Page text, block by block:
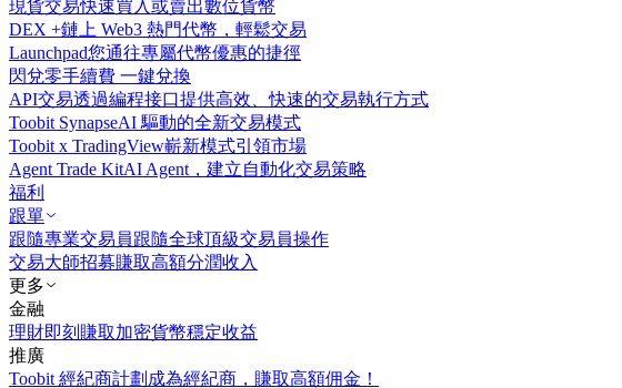
現貨交易快速買入或賣出數位貨幣
DEX +鏈上 Web3 熱門代幣，輕鬆交易
Launchpad您通往專屬代幣優惠的捷徑
閃兌零手續費 一鍵兌換
API交易透過編程接口提供高效、快速的交易執行方式
Toobit SynapseAI 驅動的全新交易模式
Toobit x TradingView嶄新模式引領市場
Agent Trade KitAI Agent，建立自動化交易策略
福利
跟單
跟隨專業交易員跟隨全球頂級交易員操作
交易大師招募賺取高額分潤收入
更多
金融
理財即刻賺取加密貨幣穩定收益
推廣
Toobit 經紀商計劃 成為經紀商，賺取高額佣金！